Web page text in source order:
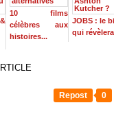
10 films
célèbres aux
histoires...
JOBS : le
qui
Repost 0